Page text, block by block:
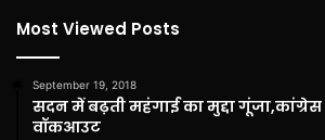
Most Viewed Posts
September 19, 2018
सदन में बढ़ती महंगाई का मुद्दा गूंजा,कांग्रेस
वॉकआउट